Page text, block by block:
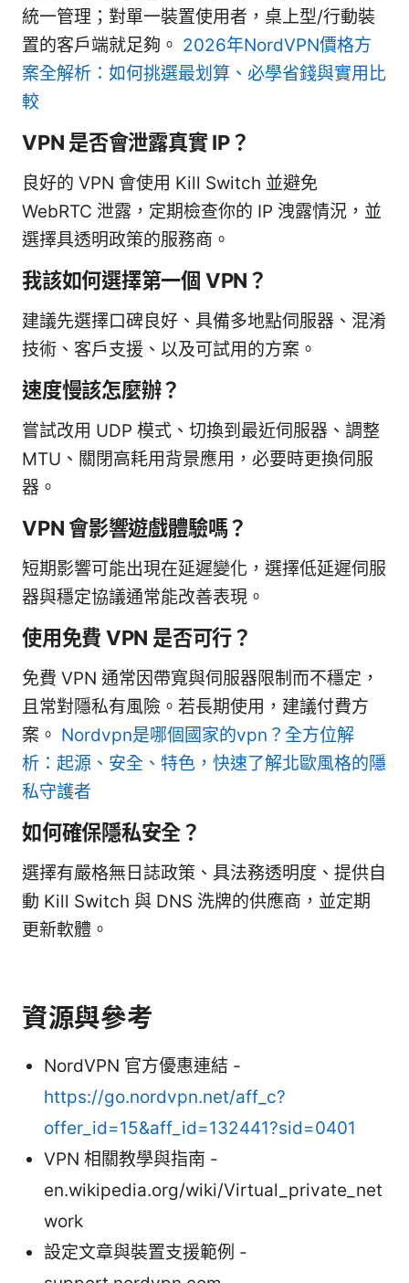
統一管理；對單一裝置使用者，桌上型/行動裝
置的客戶端就足夠。 2026年NordVPN價格方
案全解析：如何挑選最划算、必學省錢與實用比
較
VPN 是否會泄露真實 IP？
良好的 VPN 會使用 Kill Switch 並避免
WebRTC 泄露，定期檢查你的 IP 洩露情況，並
選擇具透明政策的服務商。
我該如何選擇第一個 VPN？
建議先選擇口碑良好、具備多地點伺服器、混淆
技術、客戶支援、以及可試用的方案。
速度慢該怎麼辦？
嘗試改用 UDP 模式、切換到最近伺服器、調整
MTU、關閉高耗用背景應用，必要時更換伺服
器。
VPN 會影響遊戲體驗嗎？
短期影響可能出現在延遲變化，選擇低延遲伺服
器與穩定協議通常能改善表現。
使用免費 VPN 是否可行？
免費 VPN 通常因帶寬與伺服器限制而不穩定，
且常對隱私有風險。若長期使用，建議付費方
案。 Nordvpn是哪個國家的vpn？全方位解
析：起源、安全、特色，快速了解北歐風格的隱
私守護者
如何確保隱私安全？
選擇有嚴格無日誌政策、具法務透明度、提供自
動 Kill Switch 與 DNS 洗牌的供應商，並定期
更新軟體。
資源與參考
NordVPN 官方優惠連結 -
https://go.nordvpn.net/aff_c?
offer_id=15&aff_id=132441?sid=0401
VPN 相關教學與指南 -
en.wikipedia.org/wiki/Virtual_private_net
work
設定文章與裝置支援範例 -